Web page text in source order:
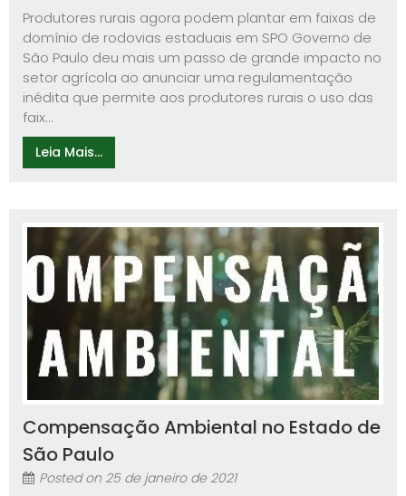
Produtores rurais agora podem plantar em faixas de
domínio de rodovias estaduais em SPO Governo de
São Paulo deu mais um passo de grande impacto no
setor agrícola ao anunciar uma regulamentação
inédita que permite aos produtores rurais o uso das
faix...
Leia Mais...
Compensação Ambiental no Estado de
São Paulo
Posted on 25 de janeiro de 2021